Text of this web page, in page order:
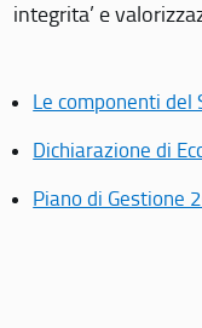
integrita’ e
Le componenti del
Dichiarazione di
Piano di Gestione